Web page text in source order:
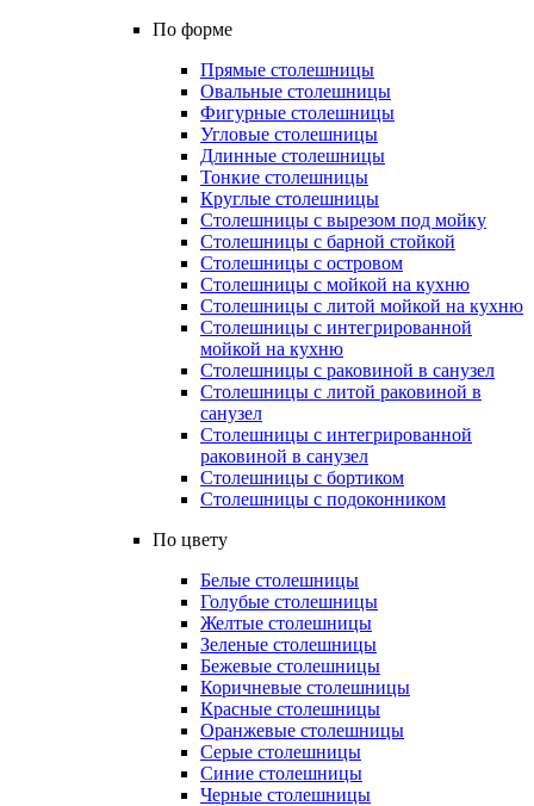
По форме
Прямые столешницы
Овальные столешницы
Фигурные столешницы
Угловые столешницы
Длинные столешницы
Тонкие столешницы
Круглые столешницы
Столешницы с вырезом под мойку
Столешницы с барной стойкой
Столешницы с островом
Столешницы с мойкой на кухню
Столешницы с литой мойкой на кухню
Столешницы с интегрированной
мойкой на кухню
Столешницы с раковиной в санузел
Столешницы с литой раковиной в
санузел
Столешницы с интегрированной
раковиной в санузел
Столешницы с бортиком
Столешницы с подоконником
По цвету
Белые столешницы
Голубые столешницы
Желтые столешницы
Зеленые столешницы
Бежевые столешницы
Коричневые столешницы
Красные столешницы
Оранжевые столешницы
Серые столешницы
Синие столешницы
Черные столешницы